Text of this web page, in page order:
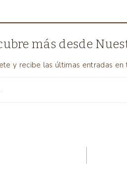
más desde
y recibe las últimas entradas